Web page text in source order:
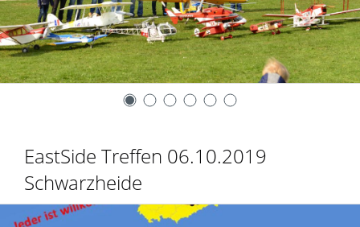
EastSide Treffen 06.10.2019
Schwarzheide